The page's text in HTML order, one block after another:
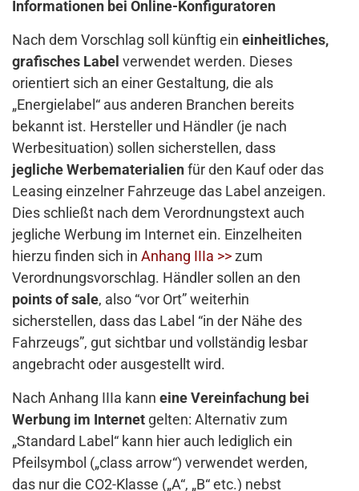
Informationen bei Online-Konfiguratoren
Nach dem Vorschlag soll künftig ein einheitliches,
grafisches Label verwendet werden. Dieses
orientiert sich an einer Gestaltung, die als
„Energielabel“ aus anderen Branchen bereits
bekannt ist. Hersteller und Händler (je nach
Werbesituation) sollen sicherstellen, dass
jegliche Werbematerialienfür den Kauf oder das
Leasing einzelner Fahrzeuge das Label anzeigen.
Dies schließt nach dem Verordnungstext auch
jegliche Werbung im Internet ein. Einzelheiten
hierzu finden sich in Anhang IIIa >>zum
Verordnungsvorschlag. Händler sollen an den
points of sale, also “vor Ort” weiterhin
sicherstellen, dass das Label “in der Nähe des
Fahrzeugs”, gut sichtbar und vollständig lesbar
angebracht oder ausgestellt wird.
Nach Anhang IIIa kann eine Vereinfachung bei
Werbung im Internet gelten: Alternativ zum
„Standard Label“ kann hier auch lediglich ein
Pfeilsymbol („class arrow“) verwendet werden,
das nur die CO2-Klasse („A“, „B“ etc.) nebst